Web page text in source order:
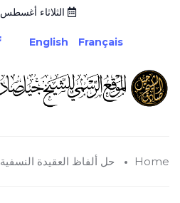
الثلاثاء أغسطس 4, 2026
Français
English
Home حل ألفاظ العقيدة النسفية